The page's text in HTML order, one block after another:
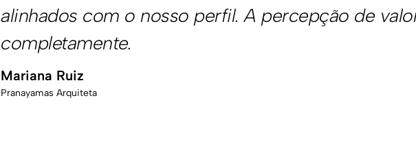
Hoje recebemos clientes que já chegam confiando
por causa da imagem que transmitimos.
Zulmira Felício
Jornalista - Inormativa Midia